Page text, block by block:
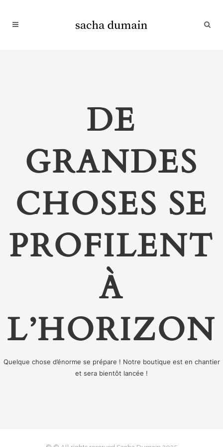
DE
GRANDES
CHOSES SE
PROFILENT
À
L’HORIZON
Quelque chose d’énorme se prépare ! Notre boutique est en chantier
et sera bientôt lancée !